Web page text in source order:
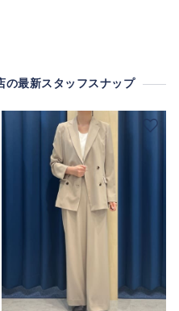
の最新スタッフスナップ